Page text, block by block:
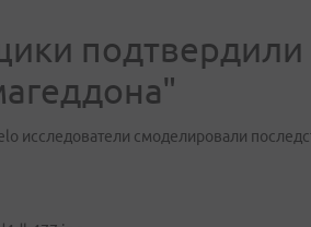
подтвердили
исследователи смоделировали